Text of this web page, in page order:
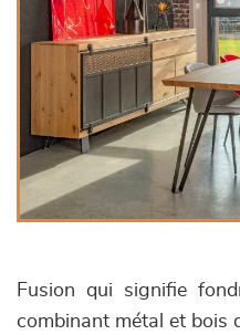
Fusion qui signifie
combinant métal et bois